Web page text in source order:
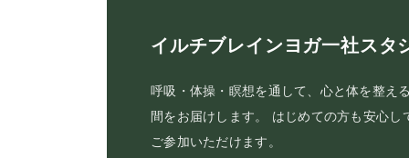
イルチブレインヨガ一社スタ
呼吸・体操・瞑想を通して、心と体を整え
間をお届けします。 はじめての方も安心し
ご参加いただけます。